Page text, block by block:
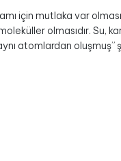
için mutlaka var
olmasıdır. Su,
atomlardan oluşmuş”